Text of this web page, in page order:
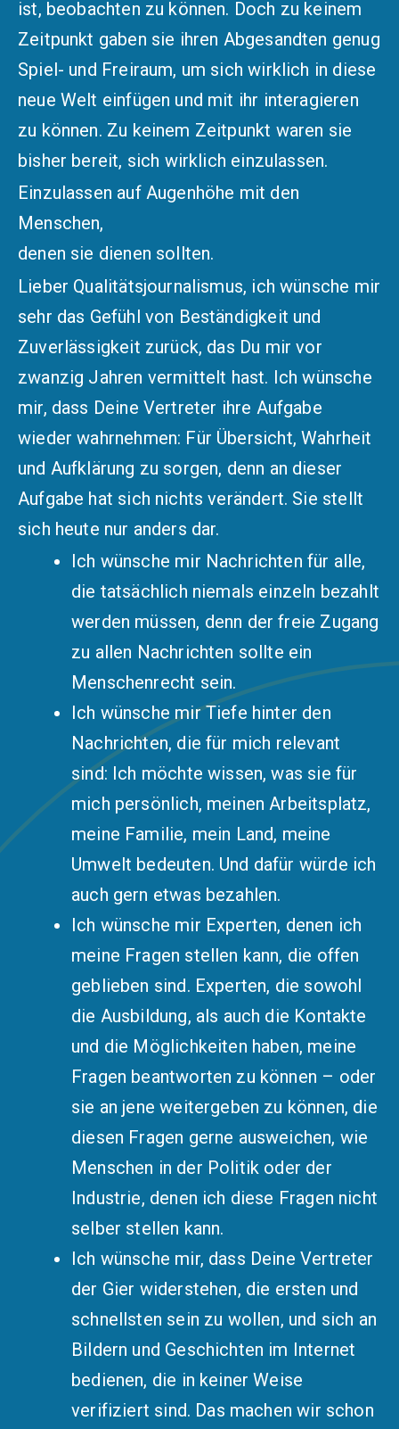
ist, beobachten zu können. Doch zu keinem
Zeitpunkt gaben sie ihren Abgesandten genug
Spiel- und Freiraum, um sich wirklich in diese
neue Welt einfügen und mit ihr interagieren
zu können. Zu keinem Zeitpunkt waren sie
bisher bereit, sich wirklich einzulassen.
Einzulassen auf Augenhöhe mit den
Menschen,
denen sie dienen sollten.
Lieber Qualitätsjournalismus, ich wünsche mir
sehr das Gefühl von Beständigkeit und
Zuverlässigkeit zurück, das Du mir vor
zwanzig Jahren vermittelt hast. Ich wünsche
mir, dass Deine Vertreter ihre Aufgabe
wieder wahrnehmen: Für Übersicht, Wahrheit
und Aufklärung zu sorgen, denn an dieser
Aufgabe hat sich nichts verändert. Sie stellt
sich heute nur anders dar.
Ich wünsche mir Nachrichten für alle,
die tatsächlich niemals einzeln bezahlt
werden müssen, denn der freie Zugang
zu allen Nachrichten sollte ein
Menschenrecht sein.
Ich wünsche mir Tiefe hinter den
Nachrichten, die für mich relevant
sind: Ich möchte wissen, was sie für
mich persönlich, meinen Arbeitsplatz,
meine Familie, mein Land, meine
Umwelt bedeuten. Und dafür würde ich
auch gern etwas bezahlen.
Ich wünsche mir Experten, denen ich
meine Fragen stellen kann, die offen
geblieben sind. Experten, die sowohl
die Ausbildung, als auch die Kontakte
und die Möglichkeiten haben, meine
Fragen beantworten zu können – oder
sie an jene weitergeben zu können, die
diesen Fragen gerne ausweichen, wie
Menschen in der Politik oder der
Industrie, denen ich diese Fragen nicht
selber stellen kann.
Ich wünsche mir, dass Deine Vertreter
der Gier widerstehen, die ersten und
schnellsten sein zu wollen, und sich an
Bildern und Geschichten im Internet
bedienen, die in keiner Weise
verifiziert sind. Das machen wir schon